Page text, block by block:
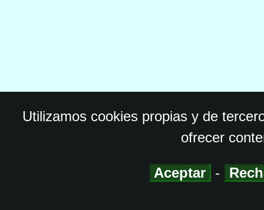
Utilizamos cookies propias y de
ofrecer
Aceptar -